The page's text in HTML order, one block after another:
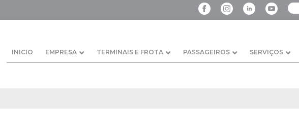
INICIO EMPRESA TERMINAIS E FROTA PASSAGEIROS SERVIÇOS